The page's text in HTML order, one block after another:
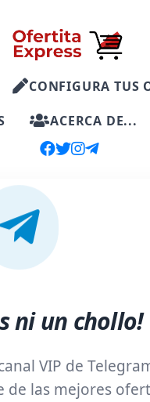
CONFIGURA TUS
ACERCA DE...
ni un
VIP de
de las mejores